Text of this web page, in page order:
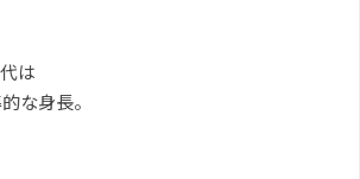
は
な身長。